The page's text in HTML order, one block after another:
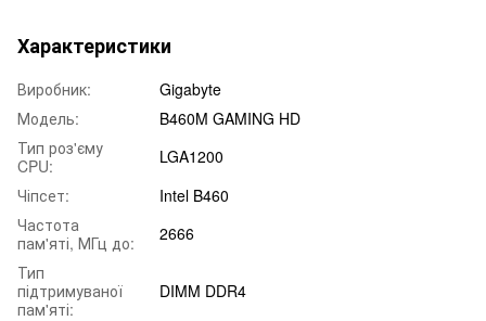
Характеристики
Виробник:
Gigabyte
Модель:
B460M GAMING HD
Тип роз'єму
CPU:
LGA1200
Чіпсет:
Intel B460
Частота
пам'яті, МГц до:
2666
Тип
підтримуваної
пам'яті:
DIMM DDR4